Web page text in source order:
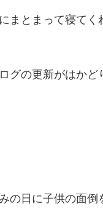
まとまって寝て
グの更新がはかど
の日に子供の面